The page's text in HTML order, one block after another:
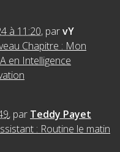
à 11:20, parvY
Chapitre : Mon
en Intelligence
, par Teddy Payet
: Routine le matin